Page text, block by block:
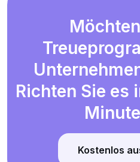
Richten Sie es
Kostenlos